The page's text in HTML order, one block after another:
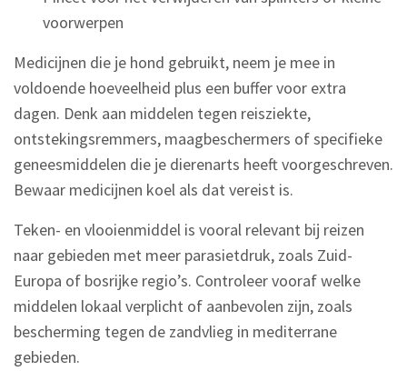
voorwerpen
Medicijnen die je hond gebruikt, neem je mee in
voldoende hoeveelheid plus een buffer voor extra
dagen. Denk aan middelen tegen reisziekte,
ontstekingsremmers, maagbeschermers of specifieke
geneesmiddelen die je dierenarts heeft voorgeschreven.
Bewaar medicijnen koel als dat vereist is.
Teken- en vlooienmiddel is vooral relevant bij reizen
naar gebieden met meer parasietdruk, zoals Zuid-
Europa of bosrijke regio’s. Controleer vooraf welke
middelen lokaal verplicht of aanbevolen zijn, zoals
bescherming tegen de zandvlieg in mediterrane
gebieden.